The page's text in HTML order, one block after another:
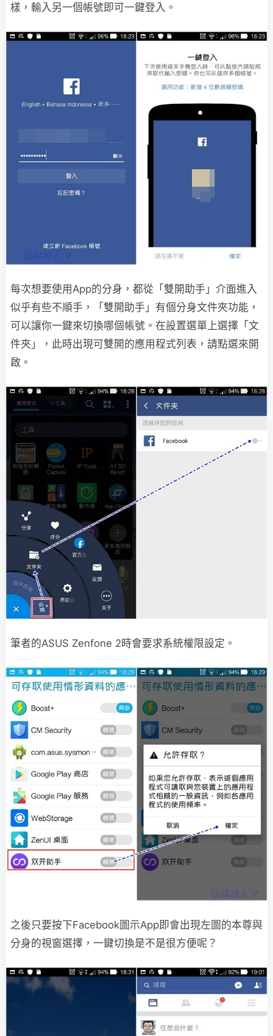
樣，輸入另一個帳號即可一鍵登入。
每次想要使用App的分身，都從「雙開助手」介面進入
似乎有些不順手，「雙開助手」有個分身文件夾功能，
可以讓你一鍵來切換哪個帳號。在設置選單上選擇「文
件夾」，此時出現可雙開的應用程式列表，請點選來開
啟。
筆者的ASUS Zenfone 2時會要求系統權限設定。
之後只要按下Facebook圖示App即會出現左圖的本尊與
分身的視窗選擇，一鍵切換是不是很方便呢？